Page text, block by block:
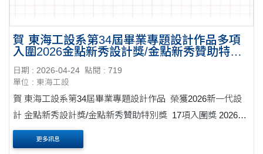
賀 東海工設系第34屆畢業專題設計作品多項
入圍2026金點新秀設計獎/金點新秀贊助特別
日期 : 2026-04-24 點閱 : 719
單位 : 東海工設
賀 東海工設系第34屆畢業專題設計作品 榮獲2026新一代設
計 金點新秀設計獎/金點新秀贊助特別獎 17項入圍獎 2026金
點新秀設計獎入圍獎 產品設計類 2件 數位互動設計類 1件 工
藝設計類 3件 ....
更多訊息